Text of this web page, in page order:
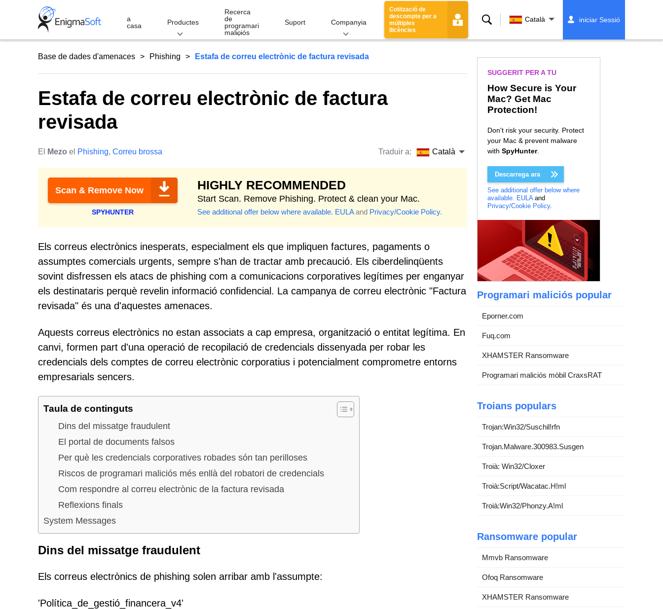
a
casa
Productes
Recerca
de
programari
maliciós
Suport Companyia
Cotització de
descompte per a
múltiples
llicències
Cerca Català iniciar Sessió
Base de dades d'amenaces Phishing Estafa de correu electrònic de factura revisada
Estafa de correu electrònic de factura
revisada
El Mezo el Phishing, Correu brossa Traduir a: Català
Scan & Remove Now
SPYHUNTER
HIGHLY RECOMMENDED
Start Scan. Remove Phishing. Protect & clean your Mac.
See additional offer below where available. EULAand Privacy/Cookie Policy.
Els correus electrònics inesperats, especialment els que impliquen factures, pagaments o
assumptes comercials urgents, sempre s'han de tractar amb precaució. Els ciberdelinqüents
sovint disfressen els atacs de phishing com a comunicacions corporatives legítimes per enganyar
els destinataris perquè revelin informació confidencial. La campanya de correu electrònic "Factura
revisada" és una d'aquestes amenaces.
Aquests correus electrònics no estan associats a cap empresa, organització o entitat legítima. En
canvi, formen part d'una operació de recopilació de credencials dissenyada per robar les
credencials dels comptes de correu electrònic corporatius i potencialment comprometre entorns
empresarials sencers.
Taula de continguts
Dins del missatge fraudulent
El portal de documents falsos
Per què les credencials corporatives robades són tan perilloses
Riscos de programari maliciós més enllà del robatori de credencials
Com respondre al correu electrònic de la factura revisada
Reflexions finals
System Messages
Dins del missatge fraudulent
Els correus electrònics de phishing solen arribar amb l'assumpte:
'Política_de_gestió_financera_v4'
SUGGERIT PER A TU
How Secure is Your
Mac? Get Mac
Protection!
Don't risk your security. Protect
your Mac & prevent malware
with SpyHunter.
Descarrega ara
See additional offer below where
available. EULAand
Privacy/Cookie Policy.
Programari maliciós popular
Eporner.com
Fuq.com
XHAMSTER Ransomware
Programari maliciós mòbil CraxsRAT
Troians populars
Trojan:Win32/Suschil!rfn
Trojan.Malware.300983.Susgen
Troià: Win32/Cloxer
Troià:Script/Wacatac.H!ml
Troià:Win32/Phonzy.A!ml
Ransomware popular
Mmvb Ransomware
Ofoq Ransomware
XHAMSTER Ransomware